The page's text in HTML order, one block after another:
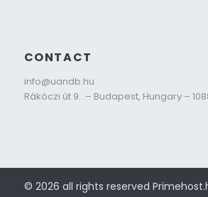
CONTACT
info@uandb.hu
Rákóczi út 9. – Budapest, Hungary –
© 2026 all rights reserved